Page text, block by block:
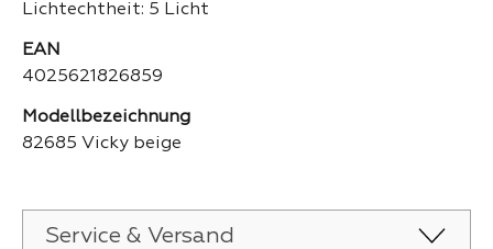
Lichtechtheit: 5 Licht
EAN
4025621826859
Modellbezeichnung
82685 Vicky beige
Service & Versand